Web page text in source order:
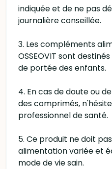
indiquée et de ne pas
journalière conseillée.
3. Les compléments
OSSEOVIT sont
de portée des enfants.
4. En cas de doute ou
des comprimés,
professionnel de santé.
5. Ce produit ne doit
alimentation variée et
mode de vie sain.